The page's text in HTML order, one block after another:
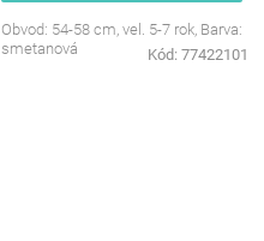
Obvod: 54-58 cm, vel. 5-7 rok, Barva:
smetanová
Kód: 77422101